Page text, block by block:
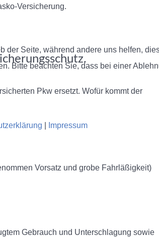
Versicherung.
Pkw ersetzt. Wofür kommt der
Vorsatz und grobe Fahrläßigkeit)
Gebrauch und Unterschlagung sowie
Seite, während andere uns helfen,
Bitte beachten Sie, dass bei einer
Impressum